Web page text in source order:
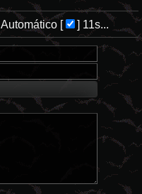
Automático[ ] 11s...